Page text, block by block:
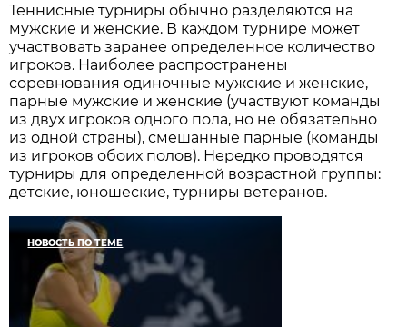
Теннисные турниры обычно разделяются на
мужские и женские. В каждом турнире может
участвовать заранее определенное количество
игроков. Наиболее распространены
соревнования одиночные мужские и женские,
парные мужские и женские (участвуют команды
из двух игроков одного пола, но не обязательно
из одной страны), смешанные парные (команды
из игроков обоих полов). Нередко проводятся
турниры для определенной возрастной группы:
детские, юношеские, турниры ветеранов.
НОВОСТЬ ПО ТЕМЕ